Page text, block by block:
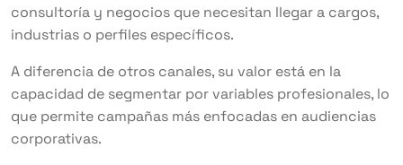
consultoría y negocios que necesitan llegar a cargos,
industrias o perfiles específicos.
A diferencia de otros canales, su valor está en la
capacidad de segmentar por variables profesionales, lo
que permite campañas más enfocadas en audiencias
corporativas.